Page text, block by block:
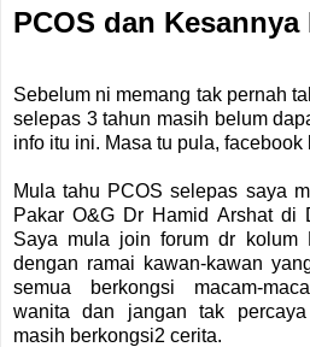
PCOS dan
Sebelum ni memang tak pernah
selepas 3 tahun masih belum
info itu ini. Masa tu pula,
Mula tahu PCOS selepas saya
Pakar O&G Dr Hamid Arshat di
Saya mula join forum dr kolum
dengan ramai kawan-kawan
semua berkongsi macam-
wanita dan jangan tak
masih berkongsi2 cerita.